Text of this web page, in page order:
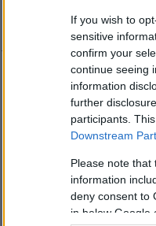
If you wish to
sensitive
confirm your
continue seeing
information
further
participants.
Downstream
Please note
information
deny consent to
in below Google
Η ανάλυση γίνεται
γενιάς (NGS). Η
και ανιχνεύει με